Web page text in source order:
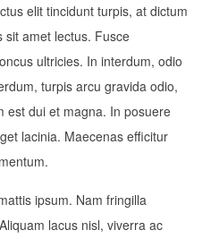
elit tincidunt turpis, at dictum
sit amet lectus. Fusce
ultricies. In interdum, odio
turpis arcu gravida odio,
est dui et magna. In posuere
lacinia. Maecenas efficitur
ipsum. Nam fringilla
lacus nisl, viverra ac